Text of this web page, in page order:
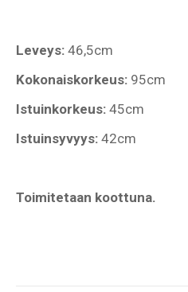
Leveys: 46,5cm
Kokonaiskorkeus: 95cm
Istuinkorkeus: 45cm
Istuinsyvyys: 42cm
Toimitetaan koottuna.